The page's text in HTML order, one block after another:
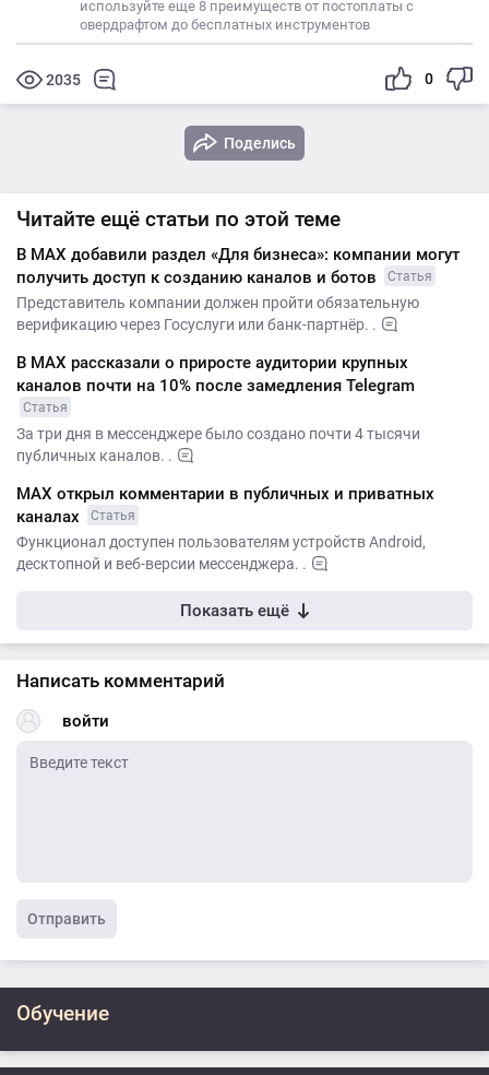
используйте еще 8 преимуществ от постоплаты с
овердрафтом до бесплатных инструментов
2035 0
Поделись
Читайте ещё статьи по этой теме
В MАХ добавили раздел «Для бизнеса»: компании могут
получить доступ к созданию каналов и ботов
Статья
Представитель компании должен пройти обязательную
верификацию через Госуслуги или банк-партнёр. .
В MAX рассказали о приросте аудитории крупных
каналов почти на 10% после замедления Telegram
Статья
За три дня в мессенджере было создано почти 4 тысячи
публичных каналов. .
МАХ открыл комментарии в публичных и приватных
каналах
Статья
Функционал доступен пользователям устройств Android,
десктопной и веб-версии мессенджера. .
Показать ещё
Написать комментарий
войти
Отправить
Обучение